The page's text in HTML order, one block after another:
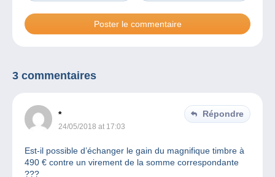
3 commentaires
*
24/05/2018 at 17:03
Répondre
Est-il possible d’échanger le gain du magnifique timbre à
490 € contre un virement de la somme correspondante
???